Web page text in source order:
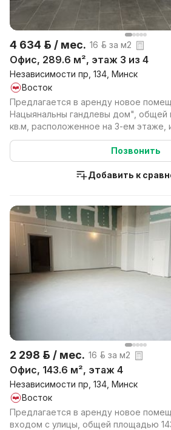
4 634 р. / мес. 16 р. за м2
Офис, 289.6 м², этаж 3 из 4
Независимости пр, 134, Минск
Восток
Предлагается в аренду новое
Нацыянальны гандлевы дом",
кв.м, расположенное на 3-ем этаже,
Позвонить
Добавить к
2 298 р. / мес. 16 р. за м2
Офис, 143.6 м², этаж 4
Независимости пр, 134, Минск
Восток
Предлагается в аренду новое
входом с улицы, общей площадью